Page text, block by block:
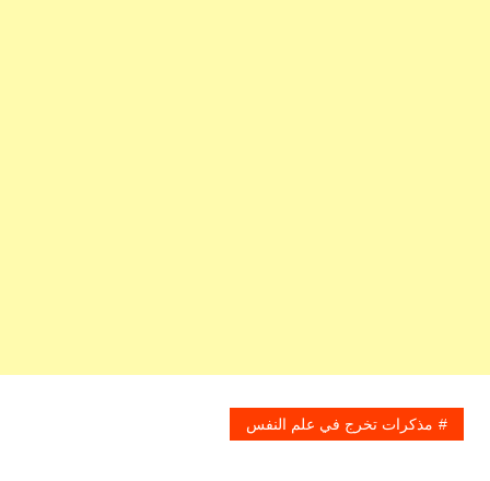
مذكرات تخرج في علم النفس